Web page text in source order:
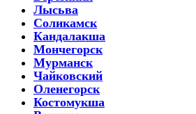
Лысьва
Соликамск
Кандалакша
Мончегорск
Мурманск
Чайковский
Оленегорск
Костомукша